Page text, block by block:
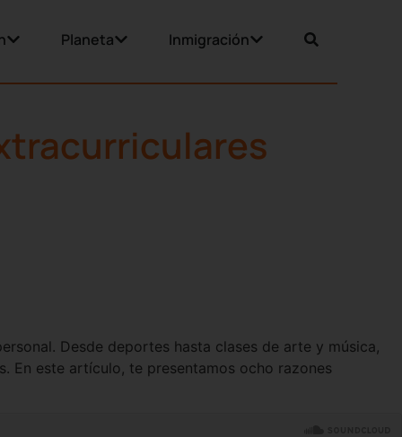
Planeta Inmigración
Desde deportes hasta clases de arte y música,
En este artículo, te presentamos ocho razones